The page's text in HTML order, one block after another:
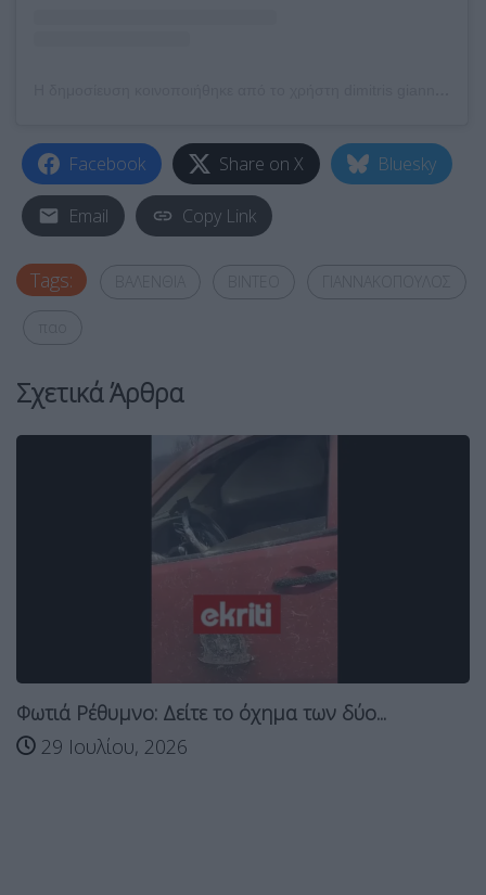
Facebook Share on X Bluesky
Email Copy Link
Tags:
Σχετικά Άρθρα
Φωτιά Ρέθυμνο: Δείτε το όχημα των δύο...
29 Ιουλίου, 2026